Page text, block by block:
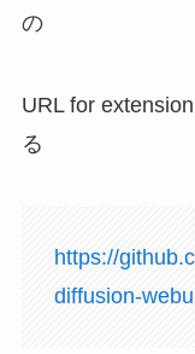
の
URL for
る
https://
diffusion-